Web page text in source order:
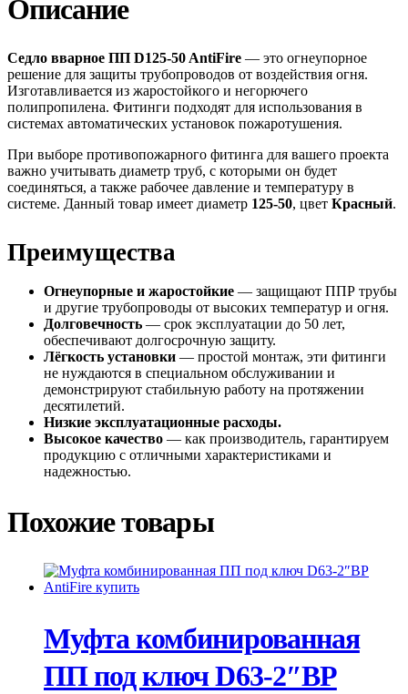
Описание
Седло вварное ПП D125-50 AntiFire — это огнеупорное
решение для защиты трубопроводов от воздействия огня.
Изготавливается из жаростойкого и негорючего
полипропилена. Фитинги подходят для использования в
системах автоматических установок пожаротушения.
При выборе противопожарного фитинга для вашего проекта
важно учитывать диаметр труб, с которыми он будет
соединяться, а также рабочее давление и температуру в
системе. Данный товар имеет диаметр 125-50, цвет Красный.
Преимущества
Огнеупорные и жаростойкие — защищают ППР трубы
и другие трубопроводы от высоких температур и огня.
Долговечность — срок эксплуатации до 50 лет,
обеспечивают долгосрочную защиту.
Лёгкость установки — простой монтаж, эти фитинги
не нуждаются в специальном обслуживании и
демонстрируют стабильную работу на протяжении
десятилетий.
Низкие эксплуатационные расходы.
Высокое качество — как производитель, гарантируем
продукцию с отличными характеристиками и
надежностью.
Похожие товары
Муфта комбинированная
ПП под ключ D63-2″ВР